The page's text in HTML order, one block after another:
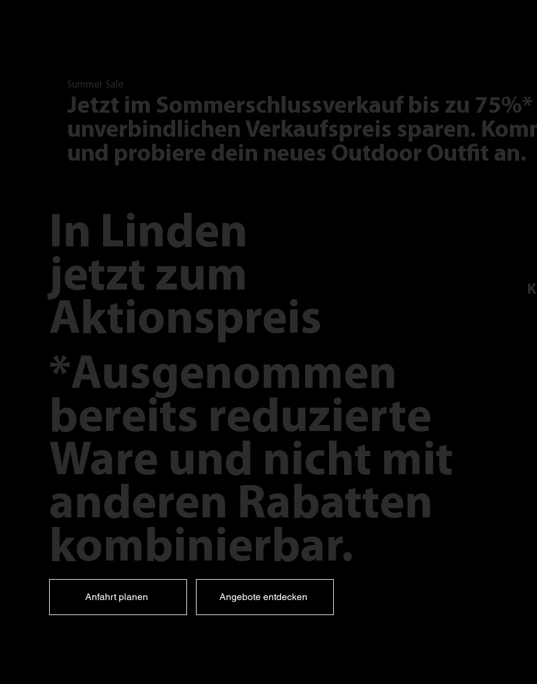
jetzt zum
Aktionspreis
In Linden
Angebote entdecken
Anfahrt planen
*Ausgenommen
bereits reduzierte
Ware und nicht mit
anderen Rabatten
kombinierbar.
Jetzt im Sommerschlussverkauf bis zu
unverbindlichen Verkaufspreis sparen.
und probiere dein neues Outdoor Outfit an.
Summer Sale